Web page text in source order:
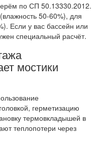
по СП 50.13330.2012.
50-60%), для
Если у вас бассейн или
специальный расчёт.
мостики
герметизацию
термовкладышей в
теплопотери через